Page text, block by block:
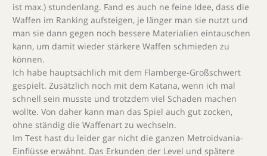
ist max.) stundenlang. Fand es auch ne feine Idee, dass die
Waffen im Ranking aufsteigen, je länger man sie nutzt und
man sie dann gegen noch bessere Materialien eintauschen
kann, um damit wieder stärkere Waffen schmieden zu
können.
Ich habe hauptsächlich mit dem Flamberge-Großschwert
gespielt. Zusätzlich noch mit dem Katana, wenn ich mal
schnell sein musste und trotzdem viel Schaden machen
wollte. Von daher kann man das Spiel auch gut zocken,
ohne ständig die Waffenart zu wechseln.
Im Test hast du leider gar nicht die ganzen Metroidvania-
Einflüsse erwähnt. Das Erkunden der Level und spätere